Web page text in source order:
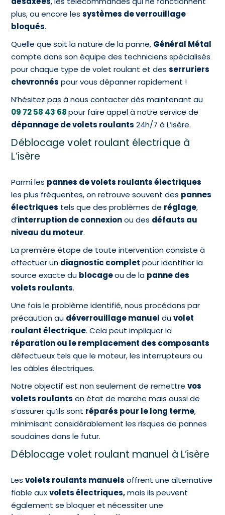
plus, ou encore lessystèmes de verrouillage
bloqués.
Quelle que soit la nature de la panne, Général Métal
compte dans son équipe des techniciens spécialisés
pour chaque type de volet roulant et desserruriers
chevronnés pour vous dépanner rapidement !
N’hésitez pas à nous contacter dès maintenant au
09 72 58 43 68 pour faire appel à notre service de
dépannage de volets roulants 24h/7 à L’isère.
Déblocage volet roulant électrique à
L’isère
Parmi les pannes de volets roulants électriques
les plus fréquentes, on retrouve souvent des pannes
électriques tels que des problèmes de réglage,
d’interruption de connexionou des défauts au
niveau du moteur.
La première étape de toute intervention consiste à
effectuer un diagnostic complet pour identifier la
source exacte du blocageou de la panne des
volets roulants.
Une fois le problème identifié, nous procédons par
précaution au déverrouillage manuel duvolet
roulant électrique. Cela peut impliquer la
réparation ou le remplacement des composants
défectueux tels que le moteur, les interrupteurs ou
les câbles électriques.
Notre objectif est non seulement de remettrevos
volets roulants en état de marche mais aussi de
s’assurer qu’ils sont réparés pour le long terme,
minimisant considérablement les risques de pannes
soudaines dans le futur.
Déblocage volet roulant manuel à L’isère
Lesvolets roulants manuels offrent une alternative
fiable auxvolets électriques,mais ils peuvent
également se bloquer et nécessiter une